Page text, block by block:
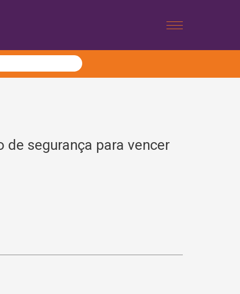
segurança para vencer